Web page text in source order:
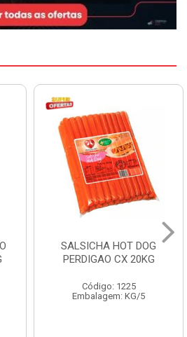
PERNIL SUINO C/OSSO
COPAVEL KG
Código: 12301
Embalagem: CX/± 19,56 KG